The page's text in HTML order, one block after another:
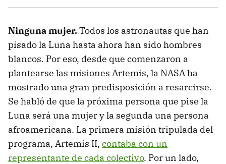
Ninguna mujer.Todos los astronautas que han
pisado la Luna hasta ahora han sido hombres
blancos. Por eso, desde que comenzaron a
plantearse las misiones Artemis, la NASA ha
mostrado una gran predisposición a resarcirse.
Se habló de que la próxima persona que pise la
Luna será una mujer y la segunda una persona
afroamericana. La primera misión tripulada del
programa, Artemis II, contaba con un
representante de cada colectivo. Por un lado,